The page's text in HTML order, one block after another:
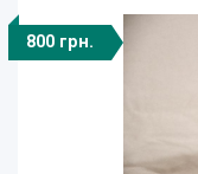
800 грн.